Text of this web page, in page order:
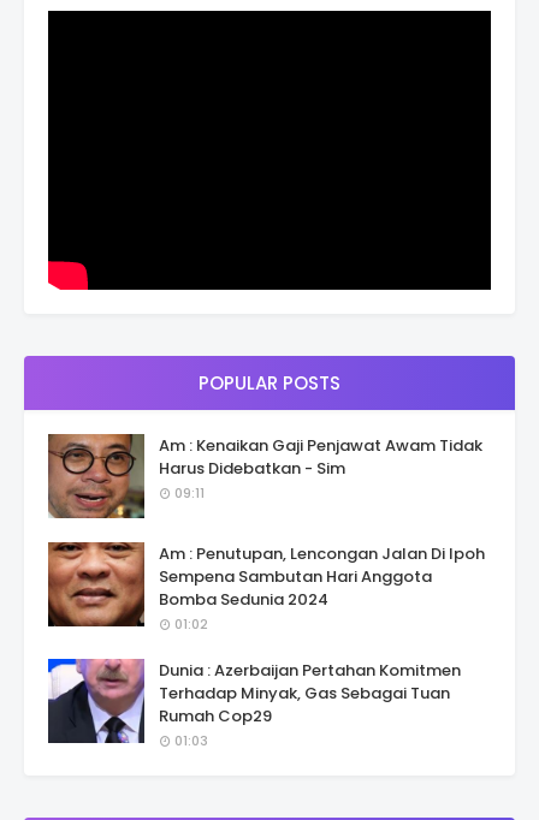
POPULAR POSTS
Am : Kenaikan Gaji Penjawat Awam Tidak
Harus Didebatkan - Sim
09:11
Am : Penutupan, Lencongan Jalan Di Ipoh
Sempena Sambutan Hari Anggota
Bomba Sedunia 2024
01:02
Dunia : Azerbaijan Pertahan Komitmen
Terhadap Minyak, Gas Sebagai Tuan
Rumah Cop29
01:03